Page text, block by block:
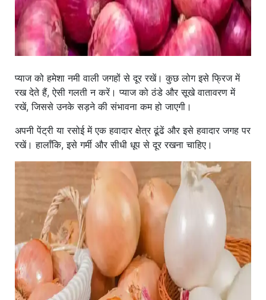
प्याज को हमेशा नमी वाली जगहों से दूर रखें। कुछ लोग इसे फ्रिज में
रख देते हैं, ऐसी गलती न करें। प्याज को ठंडे और सूखे वातावरण में
रखें, जिससे उनके सड़ने की संभावना कम हो जाएगी।
अपनी पेंट्री या रसोई में एक हवादार क्षेत्र ढूंढें और इसे हवादार जगह पर
रखें। हालाँकि, इसे गर्मी और सीधी धूप से दूर रखना चाहिए।